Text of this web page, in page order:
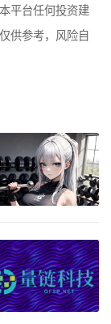
平台任何投资建
供参考，风险自